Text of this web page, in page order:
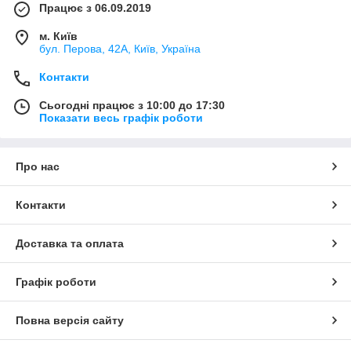
Працює з 06.09.2019
м. Київ
бул. Перова, 42А, Київ, Україна
Контакти
Сьогодні працює з 10:00 до 17:30
Показати весь графік роботи
Про нас
Контакти
Доставка та оплата
Графік роботи
Повна версія сайту